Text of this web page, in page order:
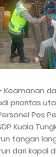
Keamanan
prioritas
Pos
Kuala
tangan
dari kapal